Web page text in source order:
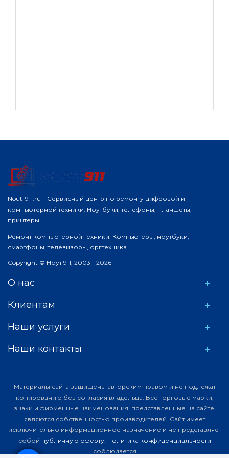
Nout-911.ru – Сервисный центр по ремонту цифровой и
компьютерной техники: Ноутбуки, телефоны, планшеты,
принтеры
Ремонт компьютерной техники: Компьютеры, ноутбуки,
смартфоны, телевизоры, оргтехника
Copyright © Ноут 911, 2003 - 2026
О нас
Клиентам
Наши услуги
Наши контакты
Материалы сайта защищены авторским правом и не подлежат
копированию без согласия владельца. Все торговые марки,
знаки и фирменные наименования, представленные на сайте,
являются собственностью производителей. Сайт имеет
исключительно информационное назначение и не представляет
собой публичную оферту. Политика конфиденциальности
соблюдается